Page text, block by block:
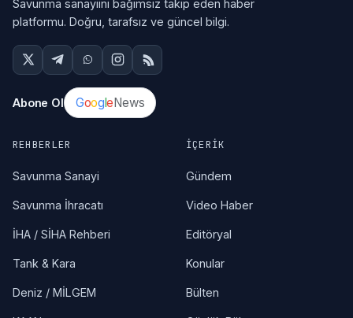
Savunma sanayiini bağımsız takip eden haber
platformu. Doğru, tarafsız ve güncel bilgi.
Abone Ol GoogleNews
REHBERLER
Savunma Sanayi
Savunma İhracatı
İHA / SİHA Rehberi
Tank & Kara
Deniz / MİLGEM
İÇERIK
Gündem
Video Haber
Editöryal
Konular
Bülten